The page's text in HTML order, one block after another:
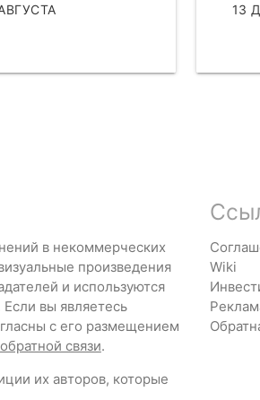
13
в некоммерческих
произведения
и используются
вы являетесь
с его размещением
обратной связи.
их авторов, которые
Wiki